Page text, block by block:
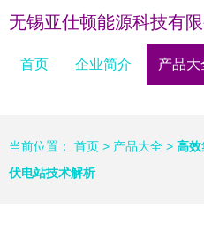
无锡亚仕顿能源科技有限
首页 企业简介 产品大
当前位置： 首页 > 产品大全 > 高效
伏电站技术解析